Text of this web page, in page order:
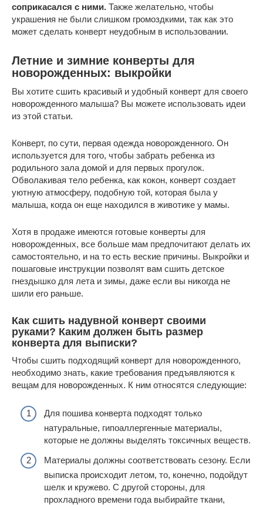
соприкасался с ними. Также желательно, чтобы
украшения не были слишком громоздкими, так как это
может сделать конверт неудобным в использовании.
Летние и зимние конверты для
новорожденных: выкройки
Вы хотите сшить красивый и удобный конверт для своего
новорожденного малыша? Вы можете использовать идеи
из этой статьи.
Конверт, по сути, первая одежда новорожденного. Он
используется для того, чтобы забрать ребенка из
родильного зала домой и для первых прогулок.
Обволакивая тело ребенка, как кокон, конверт создает
уютную атмосферу, подобную той, которая была у
малыша, когда он еще находился в животике у мамы.
Хотя в продаже имеются готовые конверты для
новорожденных, все больше мам предпочитают делать их
самостоятельно, и на то есть веские причины. Выкройки и
пошаговые инструкции позволят вам сшить детское
гнездышко для лета и зимы, даже если вы никогда не
шили его раньше.
Как сшить надувной конверт своими
руками? Каким должен быть размер
конверта для выписки?
Чтобы сшить подходящий конверт для новорожденного,
необходимо знать, какие требования предъявляются к
вещам для новорожденных. К ним относятся следующие:
Для пошива конверта подходят только
натуральные, гипоаллергенные материалы,
которые не должны выделять токсичных веществ.
Материалы должны соответствовать сезону. Если
выписка происходит летом, то, конечно, подойдут
шелк и кружево. С другой стороны, для
прохладного времени года выбирайте ткани,